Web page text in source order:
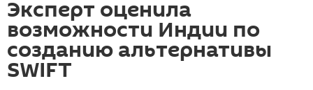
Эксперт оценила
возможности Индии по
созданию альтернативы
SWIFT